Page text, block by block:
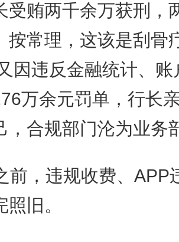
受贿两千余万获刑，
按常理，这该是刮骨
因违反金融统计、
万余元罚单，行
，合规部门沦为业务
前，违规收费、APP
旧。